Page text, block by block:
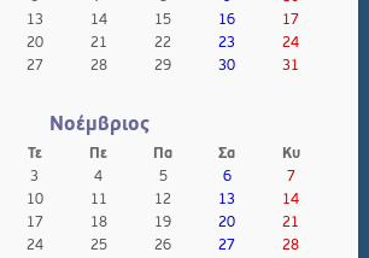
13 14 15 16
17
20 21 22 23
24
27 28 29 30 31
Νοέμβριος
Τε Πε Πα Σα
Κυ
3 4 5 6
7
10 11 12 13
14
17 18 19 20
21
24 25 26 27
28